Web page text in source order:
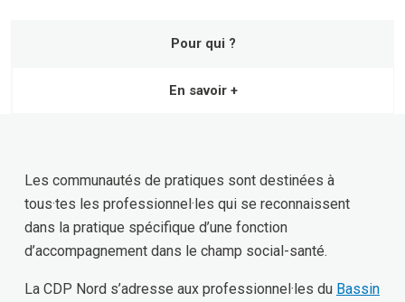
Pour qui ?
En savoir +
Les communautés de pratiques sont destinées à
tous·tes les professionnel·les qui se reconnaissent
dans la pratique spécifique d’une fonction
d’accompagnement dans le champ social-santé.
La CDP Nord s’adresse aux professionnel·les du Bassin